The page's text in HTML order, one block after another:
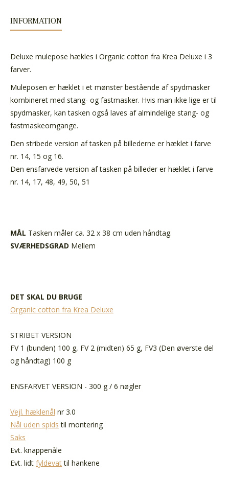
INFORMATION
Deluxe mulepose hækles i Organic cotton fra Krea Deluxe i 3
farver.
Muleposen er hæklet i et mønster bestående af spydmasker
kombineret med stang- og fastmasker. Hvis man ikke lige er til
spydmasker, kan tasken også laves af almindelige stang- og
fastmaskeomgange.
Den stribede version af tasken på billederne er hæklet i farve
nr. 14, 15 og 16.
Den ensfarvede version af tasken på billeder er hæklet i farve
nr. 14, 17, 48, 49, 50, 51
MÅL Tasken måler ca. 32 x 38 cm uden håndtag.
SVÆRHEDSGRAD Mellem
DET SKAL DU BRUGE
Organic cotton fra Krea Deluxe
STRIBET VERSION
FV 1 (bunden) 100 g, FV 2 (midten) 65 g, FV3 (Den øverste del
og håndtag) 100 g
ENSFARVET VERSION - 300 g / 6 nøgler
Vejl. hæklenål nr 3.0
Nål uden spids til montering
Saks
Evt. knappenåle
Evt. lidt fyldevattil hankene